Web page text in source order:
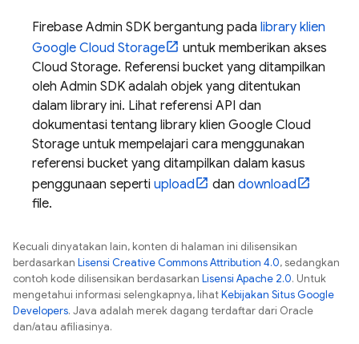
Firebase Admin SDK bergantung pada library klien
Google Cloud Storage
untuk memberikan akses
Cloud Storage. Referensi bucket yang ditampilkan
oleh Admin SDK adalah objek yang ditentukan
dalam library ini. Lihat referensi API dan
dokumentasi tentang library klien Google Cloud
Storage untuk mempelajari cara menggunakan
referensi bucket yang ditampilkan dalam kasus
penggunaan seperti upload dan download
file.
Kecuali dinyatakan lain, konten di halaman ini dilisensikan
berdasarkan Lisensi Creative Commons Attribution 4.0, sedangkan
contoh kode dilisensikan berdasarkan Lisensi Apache 2.0. Untuk
mengetahui informasi selengkapnya, lihatKebijakan Situs Google
Developers. Java adalah merek dagang terdaftar dari Oracle
dan/atau afiliasinya.